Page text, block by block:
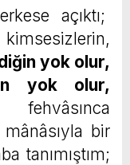
açıktı;
yok olur,
yok olur,
bir
tanımıştım;